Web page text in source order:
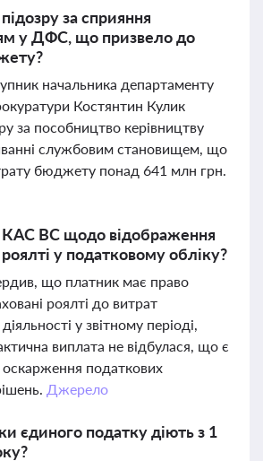
за сприяння
у ДФС, що призвело до
начальника департаменту
Костянтин Кулик
за пособництво керівництву
службовим становищем, що
бюджету понад 641 млн грн.
КАС ВС щодо відображення
у податковому обліку?
що платник має право
роялті до витрат
у звітному періоді,
виплата не відбулася, що є
податкових
Джерело
єдиного податку діють з 1